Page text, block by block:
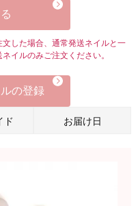
した場合、通常発送ネイルと一
イルのみご注文ください。
の登録
ド お届け日